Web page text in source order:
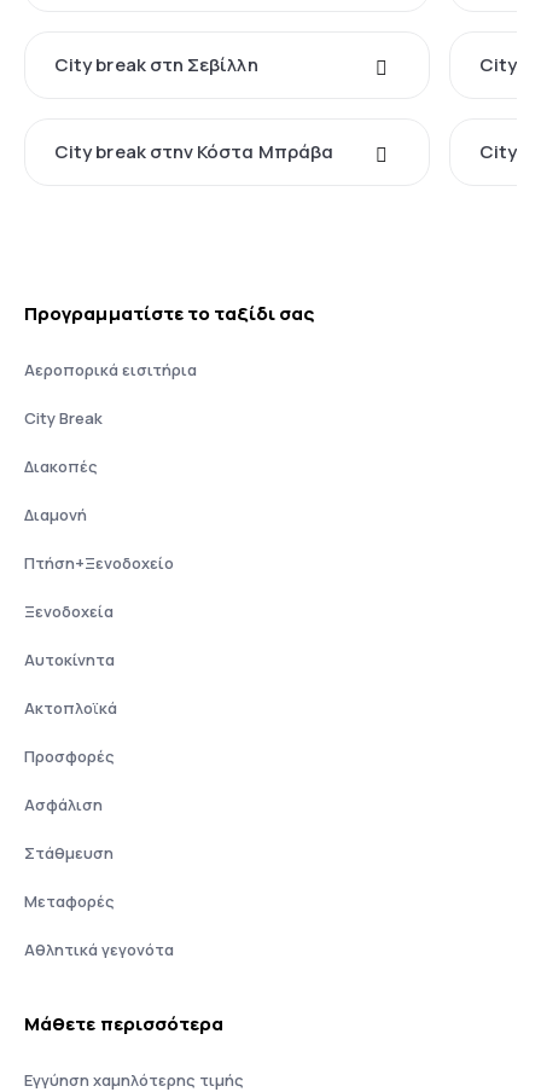
City break στη Σεβίλλη City
City break στην Κόστα Μπράβα City
Προγραμματίστε το ταξίδι σας
Αεροπορικά εισιτήρια
City Break
Διακοπές
Διαμονή
Πτήση+Ξενοδοχείο
Ξενοδοχεία
Αυτοκίνητα
Ακτοπλοϊκά
Προσφορές
Ασφάλιση
Στάθμευση
Μεταφορές
Αθλητικά γεγονότα
Μάθετε περισσότερα
Εγγύηση χαμηλότερης τιμής